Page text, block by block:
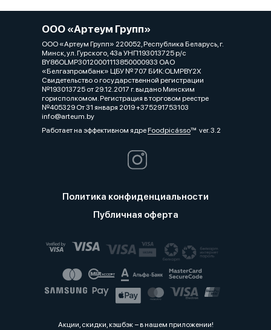
ООО «Артеум Групп»
ООО «Артеум Групп» 220052, Республика Беларусь, г.
Минск, ул. Гурского, 43а УНП193013725 р/с
BY86OLMP30120001113850000933 ОАО
«Белгазпромбанк» ЦБУ № 707 БИК:OLMPBY2X
Свидетельство о государственной регистрации
№193013725 от 29.12.2017 г. выдано Минским
горисполкомом. Регистрация в торговом реестре
№405329 От 31 января 2019 +375291753103
info@arteum.by
Работает на эффективном ядреFoodpicássover. 3.2
Политика конфиденциальности
Публичная оферта
Акции, скидки, кэшбэк − в нашем приложении!